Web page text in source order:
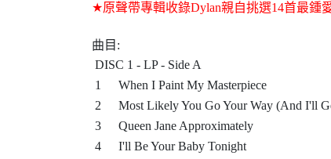
★原聲帶專輯收錄Dylan親自挑選14首最鍾
曲目 :
DISC 1 - LP - Side A
1
When I Paint My Masterpiece
2
Most Likely You Go Your Way (And I'll
3
Queen Jane Approximately
4
I'll Be Your Baby Tonight